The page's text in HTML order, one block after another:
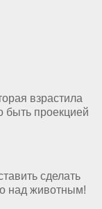
взрастила
быть проекцией
сделать
над животным!